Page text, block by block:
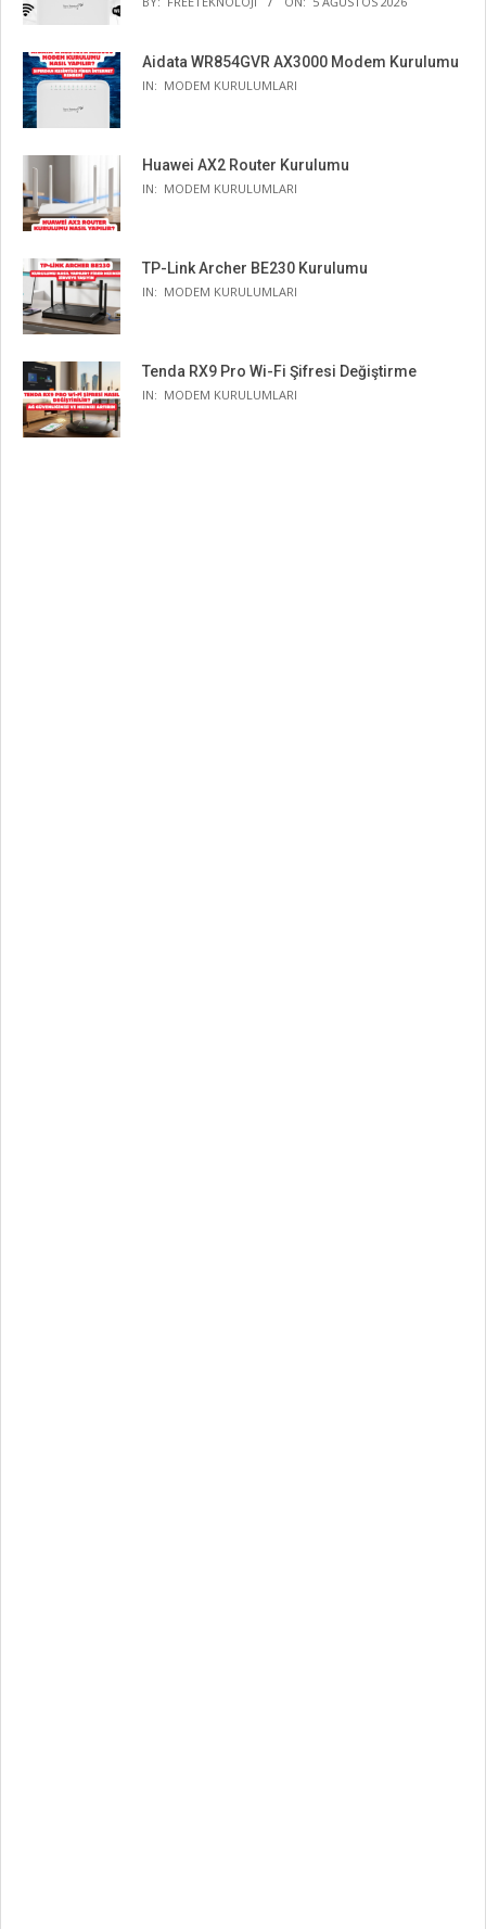
Aidata WR854GVR AX3000 Modem Kurulumu
IN: MODEM KURULUMLARI
Huawei AX2 Router Kurulumu
IN: MODEM KURULUMLARI
TP-Link Archer BE230 Kurulumu
IN: MODEM KURULUMLARI
Tenda RX9 Pro Wi-Fi Şifresi Değiştirme
IN: MODEM KURULUMLARI